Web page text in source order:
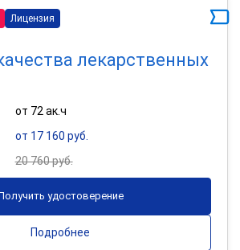
Лицензия
лекарственных
от 72 ак.ч
от 17 160 руб.
20 760 руб.
удостоверение
Подробнее